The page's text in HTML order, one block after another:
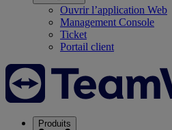
Ouvrir l’application Web
Management Console
Ticket
Portail client
Produits